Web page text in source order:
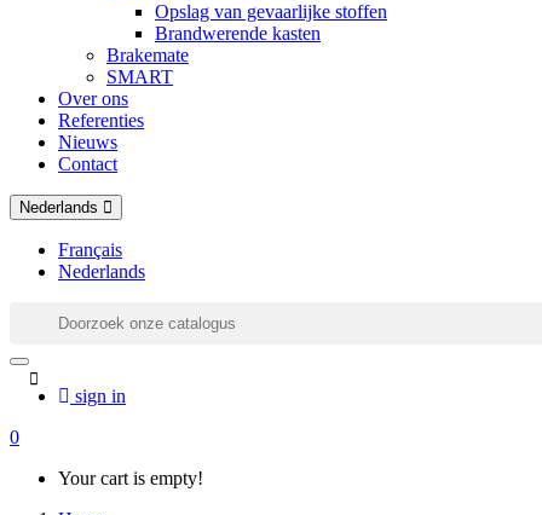
Opslag van gevaarlijke stoffen
Brandwerende kasten
Brakemate
SMART
Over ons
Referenties
Nieuws
Contact
Nederlands
Français
Nederlands
sign in
0
Your cart is empty!